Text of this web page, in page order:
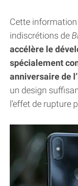
Cette
indiscrétions de
accélère le
spécialement
anniversaire de
un design
l’effet de rupture